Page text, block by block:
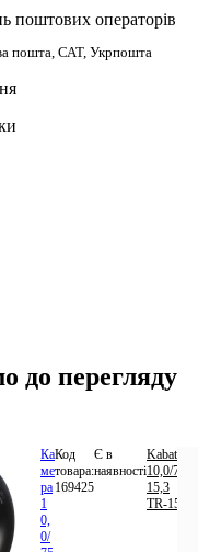
поштових операторів
пошта, САТ, Укрпошта
до перегляду
Ка
ме
ра
1
0,
0/
Код
товара:
169425
Є в
наявності
Kabat
10,0/75-
15,3
TR-15